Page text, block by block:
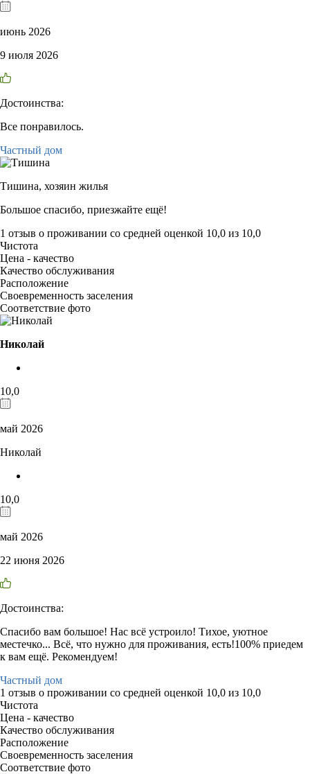
июнь 2026
9 июля 2026
Достоинства:
Все понравилось.
Частный дом
Тишина, хозяин жилья
Большое спасибо, приезжайте ещё!
1 отзыв о проживании со средней оценкой 10,0 из 10,0
Чистота
Цена - качество
Качество обслуживания
Расположение
Своевременность заселения
Соответствие фото
Николай
10,0
май 2026
Николай
10,0
май 2026
22 июня 2026
Достоинства:
Спасибо вам большое! Нас всё устроило! Тихое, уютное
местечко... Всё, что нужно для проживания, есть!100% приедем
к вам ещё. Рекомендуем!
Частный дом
1 отзыв о проживании со средней оценкой 10,0 из 10,0
Чистота
Цена - качество
Качество обслуживания
Расположение
Своевременность заселения
Соответствие фото